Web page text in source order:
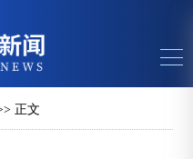
正文